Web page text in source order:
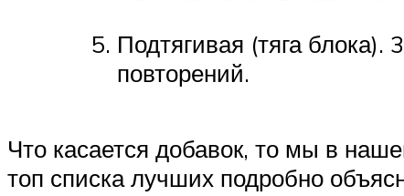
Подтягивая (тяга
повторений.
Что касается добавок, то мы в
топ списка лучших подробно